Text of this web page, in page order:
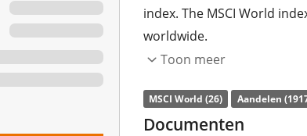
index. The MSCI World
worldwide.
replicates the
technique
(buying a
Toon meer
MSCI World (26) Aandelen
Documenten